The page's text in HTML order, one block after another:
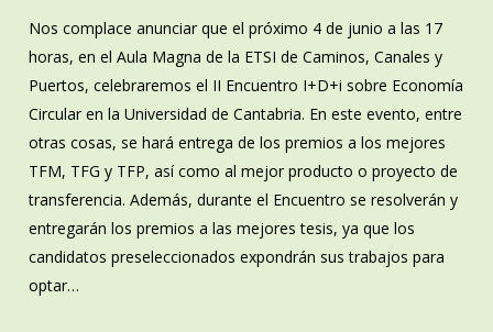
Nos complace anunciar que el próximo 4 de junio a las 17
horas, en el Aula Magna de la ETSI de Caminos, Canales y
Puertos, celebraremos el II Encuentro I+D+i sobre Economía
Circular en la Universidad de Cantabria. En este evento, entre
otras cosas, se hará entrega de los premios a los mejores
TFM, TFG y TFP, así como al mejor producto o proyecto de
transferencia. Además, durante el Encuentro se resolverán y
entregarán los premios a las mejores tesis, ya que los
candidatos preseleccionados expondrán sus trabajos para
optar…